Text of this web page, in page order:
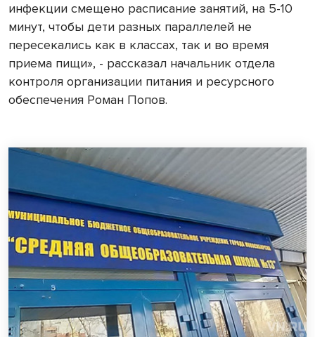
инфекции смещено расписание занятий, на 5-10
минут, чтобы дети разных параллелей не
пересекались как в классах, так и во время
приема пищи», - рассказал начальник отдела
контроля организации питания и ресурсного
обеспечения Роман Попов.